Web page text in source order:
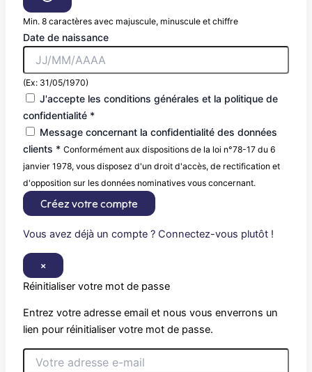
Min. 8 caractères avec majuscule, minuscule et chiffre
Date de naissance
(Ex: 31/05/1970)
J'accepte les conditions générales et la politique de
confidentialité *
Message concernant la confidentialité des données
clients * Conformément aux dispositions de la loi n°78-17 du 6
janvier 1978, vous disposez d'un droit d'accès, de rectification et
d'opposition sur les données nominatives vous concernant.
Créez votre compte
Vous avez déjà un compte ? Connectez-vous plutôt !
×
Réinitialiser votre mot de passe
Entrez votre adresse email et nous vous enverrons un
lien pour réinitialiser votre mot de passe.